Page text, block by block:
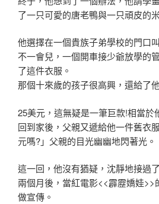
了一只可愛的唐老鴨與一只頑皮的
他選擇在一個貴族子弟學校的門口
不一會兒，一個開車接少爺放學的
了這件衣服 。
那個十來歲的孩子很高興，還給了
25美元，這無疑是一筆巨款!相當於
回到家後，父親又遞給他一件舊衣
元嗎?」父親的目光幽幽地閃著光。
這一回，他沒有猶疑，沈靜地接過
兩個月後，當紅電影<<霹靂嬌娃>>
做宣傳 。